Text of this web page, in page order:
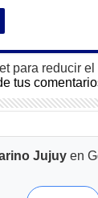
para reducir
tus
Jujuy en